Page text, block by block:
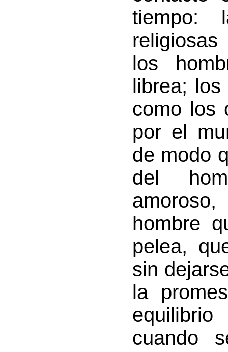
tiempo:
los
librea;
como los
por el
de modo
del
hombre
pelea,
sin
la
cuando